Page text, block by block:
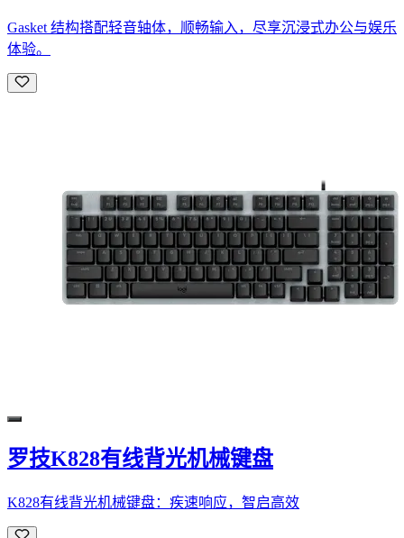
Gasket 结构搭配轻音轴体，顺畅输入，尽享沉浸式办公与娱乐
体验。
罗技K828有线背光机械键盘
K828有线背光机械键盘：疾速响应，智启高效